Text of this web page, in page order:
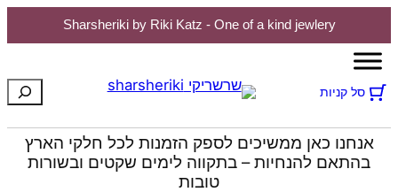
Sharsheriki by Riki Katz - One of a kind jewlery
סל קניות חיפוש
אנחנו כאן ממשיכים לספק הזמנות לכל חלקי הארץ
בהתאם להנחיות – בתקווה לימים שקטים ובשורות
טובות